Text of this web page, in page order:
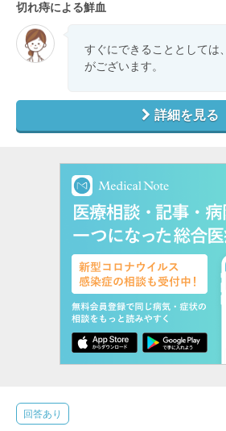
切れ痔による鮮血
すぐにできることとしては
がございます。
詳細を見る
回答あり